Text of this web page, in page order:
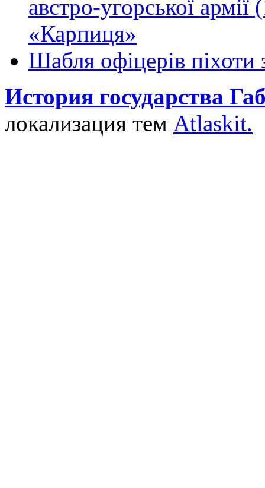
австро-угорської
«Карпиця»
Шабля офіцерів піхоти
История государства
локализация тем Atlaskit.